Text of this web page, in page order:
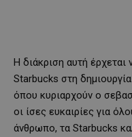
Η διάκριση αυτή
Starbucks στη
όπου κυριαρχούν ο
οι ίσες ευκαιρίες για
άνθρωπο, τα Starbucks